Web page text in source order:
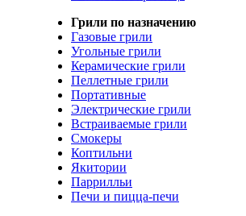
Грили по назначению
Газовые грили
Угольные грили
Керамические грили
Пеллетные грили
Портативные
Электрические грили
Встраиваемые грили
Смокеры
Коптильни
Якитории
Паррилльи
Печи и пицца-печи